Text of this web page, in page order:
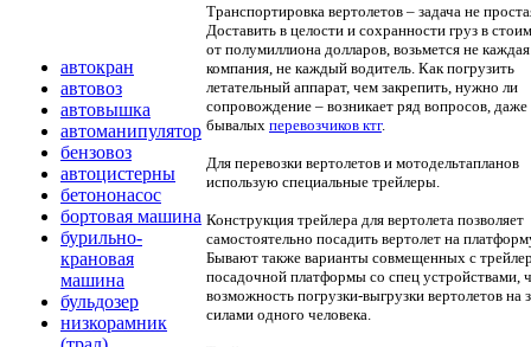
автокран
автовоз
автовышка
автоманипулятор
бензовоз
автоцистерны
бетононасос
бортовая машина
бурильно-
крановая
машина
бульдозер
низкорамник
Транспортировка вертолетов – задача не
Доставить в целости и сохранности груз в
от полумиллиона долларов, возьмется не каждая
компания, не каждый водитель. Как погрузить
летательный аппарат, чем закрепить, нужно ли
сопровождение – возникает ряд вопросов, даже
бывалых перевозчиков ктг.
Для перевозки вертолетов и мотодельтапланов
использую специальные трейлеры.
Конструкция трейлера для вертолета позволяет
самостоятельно посадить вертолет на
Бывают также варианты совмещенных с
посадочной платформы со спец устройствами,
возможность погрузки-выгрузки вертолетов на
силами одного человека.